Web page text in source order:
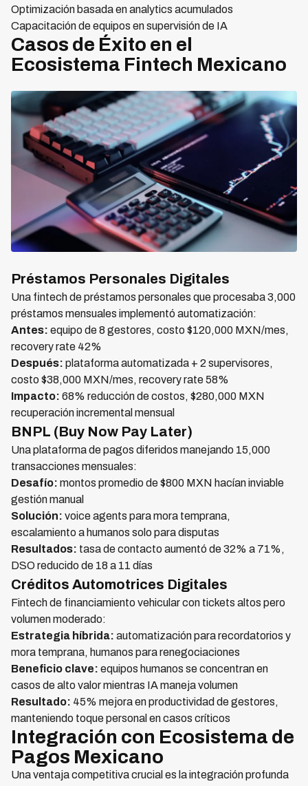
Optimización basada en analytics acumulados
Capacitación de equipos en supervisión de IA
Casos de Éxito en el
Ecosistema Fintech Mexicano
Préstamos Personales Digitales
Una fintech de préstamos personales que procesaba 3,000
préstamos mensuales implementó automatización:
Antes: equipo de 8 gestores, costo $120,000 MXN/mes,
recovery rate 42%
Después: plataforma automatizada + 2 supervisores,
costo $38,000 MXN/mes, recovery rate 58%
Impacto: 68% reducción de costos, $280,000 MXN
recuperación incremental mensual
BNPL (Buy Now Pay Later)
Una plataforma de pagos diferidos manejando 15,000
transacciones mensuales:
Desafío: montos promedio de $800 MXN hacían inviable
gestión manual
Solución: voice agents para mora temprana,
escalamiento a humanos solo para disputas
Resultados: tasa de contacto aumentó de 32% a 71%,
DSO reducido de 18 a 11 días
Créditos Automotrices Digitales
Fintech de financiamiento vehicular con tickets altos pero
volumen moderado:
Estrategia híbrida: automatización para recordatorios y
mora temprana, humanos para renegociaciones
Beneficio clave: equipos humanos se concentran en
casos de alto valor mientras IA maneja volumen
Resultado: 45% mejora en productividad de gestores,
manteniendo toque personal en casos críticos
Integración con Ecosistema de
Pagos Mexicano
Una ventaja competitiva crucial es la integración profunda